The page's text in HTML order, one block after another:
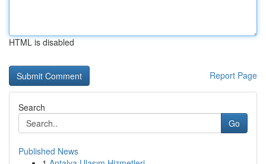
HTML is disabled
Report Page
Search
Go
Published News